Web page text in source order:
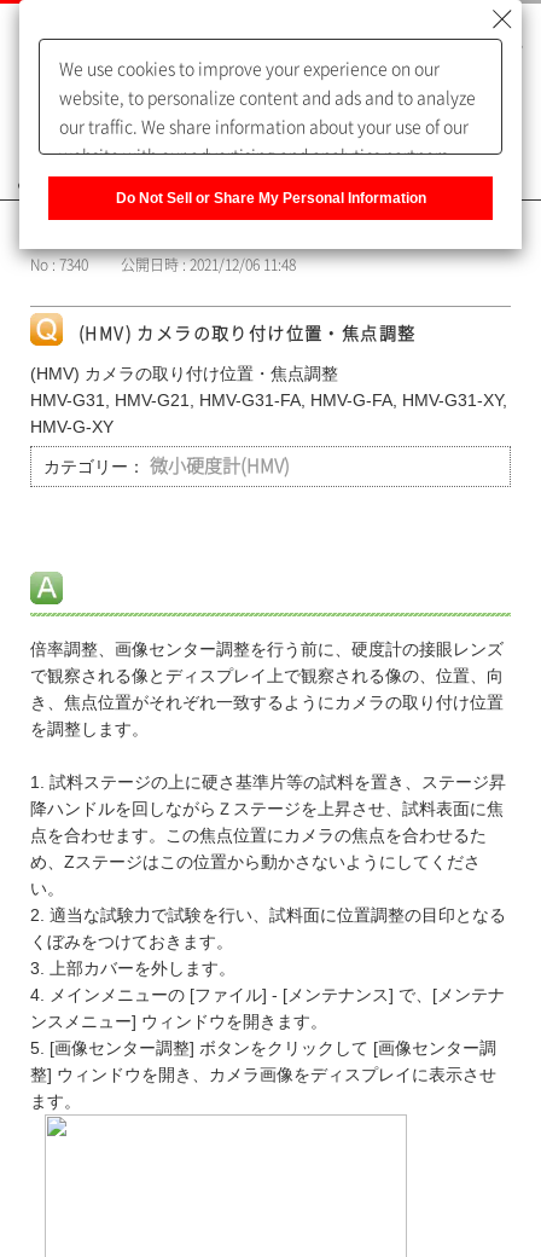
よくあるご質問（FAQ）
No : 7340 公開日時 : 2021/12/06 11:48
(HMV) カメラの取り付け位置・焦点調整
(HMV) カメラの取り付け位置・焦点調整
HMV-G31, HMV-G21, HMV-G31-FA, HMV-G-FA, HMV-G31-XY,
HMV-G-XY
カテゴリー： 微小硬度計(HMV)
倍率調整、画像センター調整を行う前に、硬度計の接眼レンズ
で観察される像とディスプレイ上で観察される像の、位置、向
き、焦点位置がそれぞれ一致するようにカメラの取り付け位置
を調整します。
1. 試料ステージの上に硬さ基準片等の試料を置き、ステージ昇
降ハンドルを回しながらＺステージを上昇させ、試料表面に焦
点を合わせます。この焦点位置にカメラの焦点を合わせるた
め、Zステージはこの位置から動かさないようにしてくださ
い。
2. 適当な試験力で試験を行い、試料面に位置調整の目印となる
くぼみをつけておきます。
3. 上部カバーを外します。
4. メインメニューの [ファイル] - [メンテナンス] で、[メンテナ
ンスメニュー] ウィンドウを開きます。
5. [画像センター調整] ボタンをクリックして [画像センター調
整] ウィンドウを開き、カメラ画像をディスプレイに表示させ
ます。
We use cookies to improve your experience on our
website, to personalize content and ads and to analyze
our traffic. We share information about your use of our
website with our advertising and analytics partners,
of our sharing information about you with our partners.
Information] to customize your cookie settings on our
Do Not Sell or Share My Personal Information